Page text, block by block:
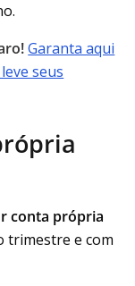
Garanta aqui
seus
conta própria
trimestre e com